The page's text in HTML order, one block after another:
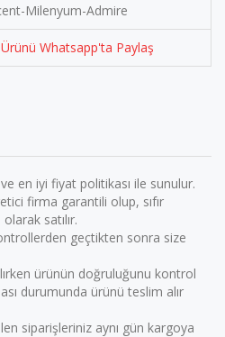
Milenyum-Admire
Whatsapp'ta Paylaş
en iyi fiyat politikası ile sunulur.
firma garantili olup, sıfır
satılır.
geçtikten sonra size
ürünün doğruluğunu kontrol
durumunda ürünü teslim alır
siparişleriniz aynı gün kargoya